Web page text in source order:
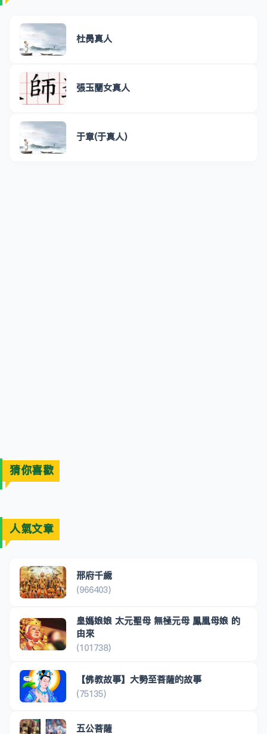
杜昺真人
張玉蘭女真人
于章(于真人)
猜你喜歡
人氣文章
邢府千歲
(966403)
皇媽娘娘 太元聖母 無極元母 鳳凰母娘 的
由來
(101738)
【佛教故事】大勢至菩薩的故事
(75135)
五公菩薩